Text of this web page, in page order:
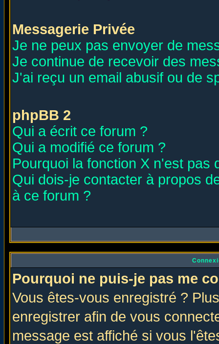
Messagerie Privée
Je ne peux pas envoyer de
Je continue de recevoir des
J'ai reçu un email abusif ou de
phpBB 2
Qui a écrit ce forum ?
Qui a modifié ce forum ?
Pourquoi la fonction X n'est pas
Qui dois-je contacter à propos
à ce forum ?
Pourquoi ne puis-je pas me
Vous êtes-vous enregistré ?
enregistrer afin de vous
message est affiché si vous